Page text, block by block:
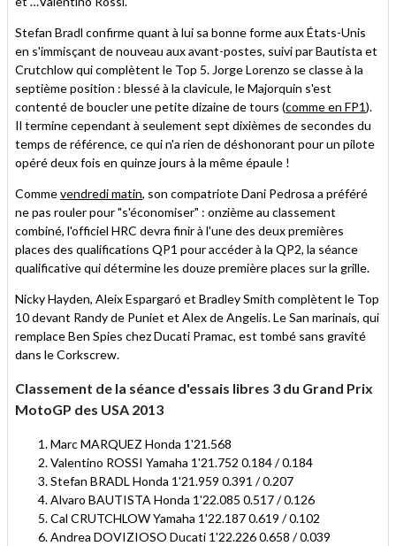
Stefan Bradl confirme quant à lui sa bonne forme aux États-Unis
en s'immisçant de nouveau aux avant-postes, suivi par Bautista et
Crutchlow qui complètent le Top 5. Jorge Lorenzo se classe à la
septième position : blessé à la clavicule, le Majorquin s'est
contenté de boucler une petite dizaine de tours (comme en FP1).
Il termine cependant à seulement sept dixièmes de secondes du
temps de référence, ce qui n'a rien de déshonorant pour un pilote
opéré deux fois en quinze jours à la même épaule !
Commevendredi matin, son compatriote Dani Pedrosa a préféré
ne pas rouler pour "s'économiser" : onzième au classement
combiné, l'officiel HRC devra finir à l'une des deux premières
places des qualifications QP1 pour accéder à la QP2, la séance
qualificative qui détermine les douze première places sur la grille.
Nicky Hayden, Aleix Espargaró et Bradley Smith complètent le Top
10 devant Randy de Puniet et Alex de Angelis. Le San marinais, qui
remplace Ben Spies chez Ducati Pramac, est tombé sans gravité
dans le Corkscrew.
Classement de la séance d'essais libres 3 du Grand Prix
MotoGP des USA 2013
Marc MARQUEZ Honda 1'21.568
Valentino ROSSI Yamaha 1'21.752 0.184 / 0.184
Stefan BRADL Honda 1'21.959 0.391 / 0.207
Alvaro BAUTISTA Honda 1'22.085 0.517 / 0.126
Cal CRUTCHLOW Yamaha 1'22.187 0.619 / 0.102
Andrea DOVIZIOSO Ducati 1'22.226 0.658 / 0.039